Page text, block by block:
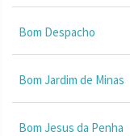
Bom Despacho
Bom Jardim de Minas
Bom Jesus da Penha